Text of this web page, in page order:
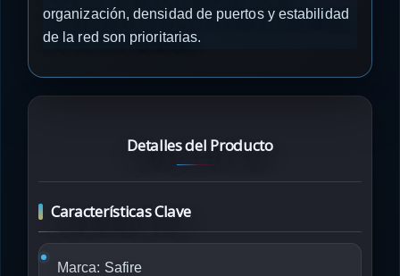
organización, densidad de puertos y estabilidad
de la red son prioritarias.
Detalles del Producto
Características Clave
Marca: Safire